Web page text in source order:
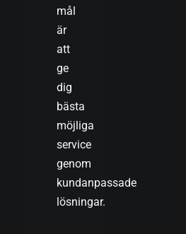
mål
är
att
ge
dig
bästa
möjliga
service
genom
kundanpassade
lösningar.